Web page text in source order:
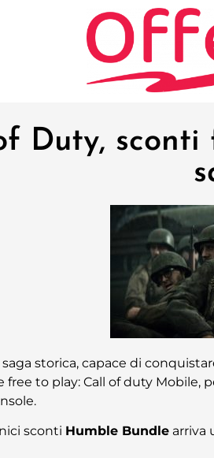
Duty,
storica, capace di
free to play: Call of duty Mobile,
sconti Humble Bundle arriva